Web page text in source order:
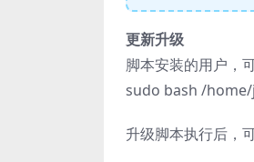
更新升级
脚本安装的用户，
sudo bash /
升级脚本执行后，